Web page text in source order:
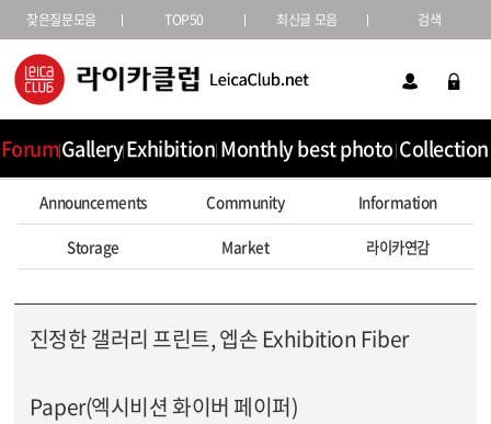
잦은질문모음 TOP50 최신글 모음 검색
ForumGalleryExhibition Monthly best photo Collection
Announcements Community Information
Storage Market 라이카연감
진정한 갤러리 프린트, 엡손 Exhibition Fiber
Paper(엑시비션 화이버 페이퍼)